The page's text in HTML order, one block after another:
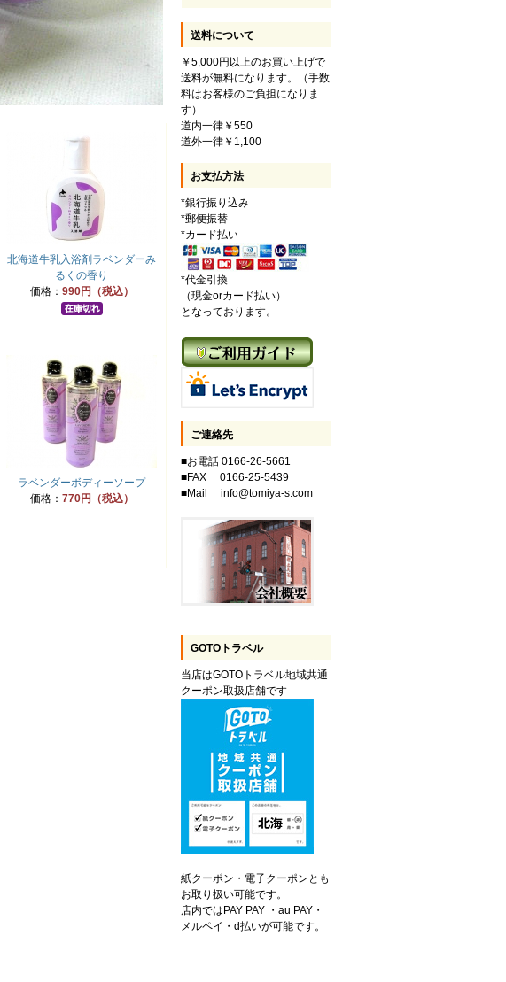
北海道牛乳入浴剤ラベンダーみ
るくの香り
価格： 990円（税込）
ラベンダーボディーソープ
価格： 770円（税込）
送料について
￥5,000円以上のお買い上げで
送料が無料になります。（手数
料はお客様のご負担になりま
す）
道内一律￥550
道外一律￥1,100
お支払方法
*銀行振り込み
*郵便振替
*カード払い
*代金引換
（現金orカード払い）
となっております。
ご連絡先
■お電話 0166-26-5661
■FAX 0166-25-5439
■Mail info@tomiya-s.com
GOTOトラベル
当店はGOTOトラベル地域共通
クーポン取扱店舗です
紙クーポン・電子クーポンとも
お取り扱い可能です。
店内ではPAY PAY ・au PAY・
メルペイ・d払いが可能です。